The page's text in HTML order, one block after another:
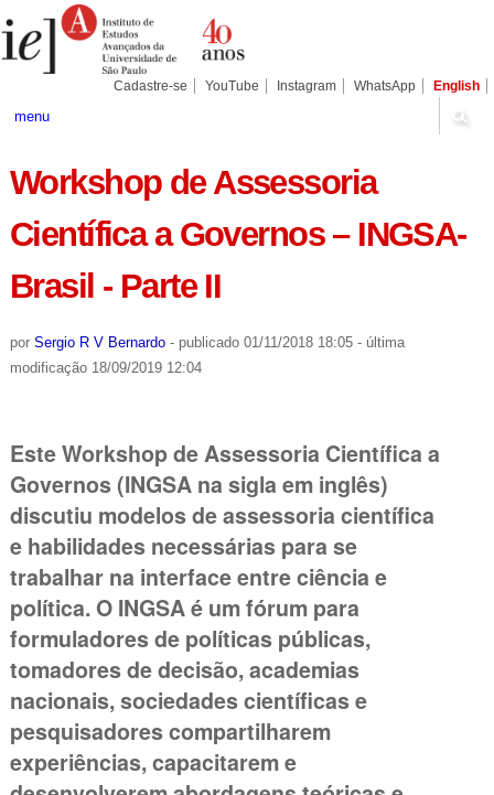
para
conteúdo.
Pessoais
Cadastre-se YouTube Instagram WhatsApp English
menu
Workshop de Assessoria
Científica a Governos – INGSA-
Brasil - Parte II
por Sergio R V Bernardo - publicado01/11/2018 18:05 - última
modificação18/09/2019 12:04
Este Workshop de Assessoria Científica a
Governos (INGSA na sigla em inglês)
discutiu modelos de assessoria científica
e habilidades necessárias para se
trabalhar na interface entre ciência e
política. O INGSA é um fórum para
formuladores de políticas públicas,
tomadores de decisão, academias
nacionais, sociedades científicas e
pesquisadores compartilharem
experiências, capacitarem e